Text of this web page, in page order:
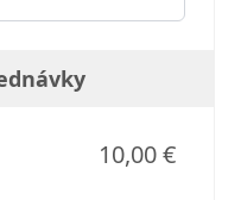
10,00 €